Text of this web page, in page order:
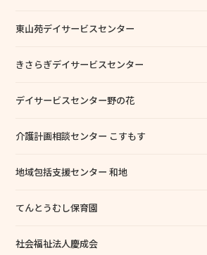
東山苑デイサービスセンター
きさらぎデイサービスセンター
デイサービスセンター野の花
介護計画相談センター こすもす
地域包括支援センター 和地
てんとうむし保育園
社会福祉法人慶成会